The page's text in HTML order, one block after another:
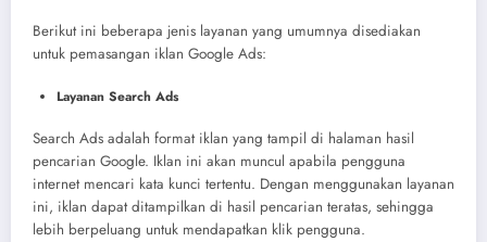
Berikut ini beberapa jenis layanan yang umumnya disediakan
untuk pemasangan iklan Google Ads:
Layanan Search Ads
Search Ads adalah format iklan yang tampil di halaman hasil
pencarian Google. Iklan ini akan muncul apabila pengguna
internet mencari kata kunci tertentu. Dengan menggunakan layanan
ini, iklan dapat ditampilkan di hasil pencarian teratas, sehingga
lebih berpeluang untuk mendapatkan klik pengguna.